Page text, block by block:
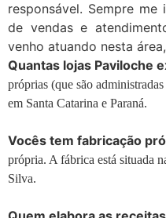
responsável. Sempre
de vendas e
venho atuando nesta
Quantas lojas Paviloche
próprias (que são
em Santa Catarina e Paraná.
Vocês tem fabricação
própria. A fábrica está situada
Silva.